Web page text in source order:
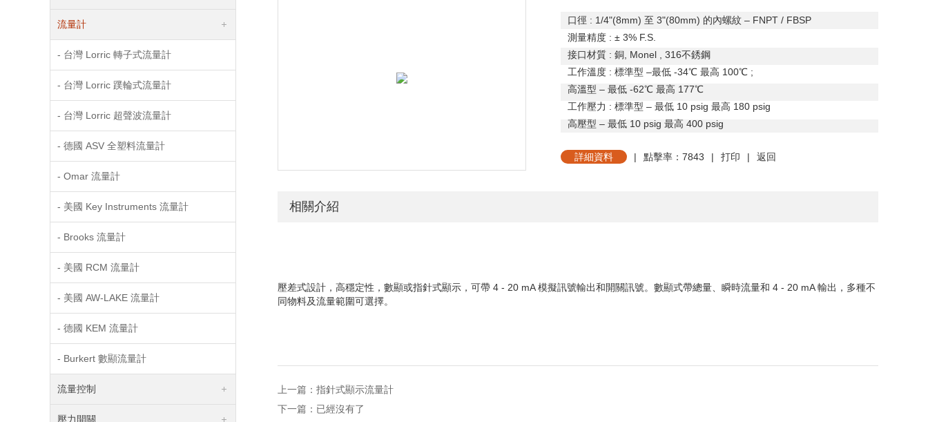
流量計
- 台灣 Lorric 轉子式流量計
- 台灣 Lorric 蹼輪式流量計
- 台灣 Lorric 超聲波流量計
- 德國 ASV 全塑料流量計
- Omar 流量計
- 美國 Key Instruments 流量計
- Brooks 流量計
- 美國 RCM 流量計
- 美國 AW-LAKE 流量計
- 德國 KEM 流量計
- Burkert 數顯流量計
流量控制
壓力開關
口徑 : 1/4"(8mm) 至 3"(80mm) 的內螺紋 – FNPT / FBSP
測量精度 : ± 3% F.S.
接口材質 : 銅 , Monel , 316不銹鋼
工作溫度 : 標準型 –最低 -34℃ 最高 100℃ ;
高溫型 – 最低 -62℃ 最高 177℃
工作壓力 : 標準型 – 最低 10 psig 最高 180 psig
高壓型 – 最低 10 psig 最高 400 psig
詳細資料 | 點擊率：7843 | 打印 | 返回
相關介紹
壓差式設計，高穩定性，數顯或指針式顯示，可帶 4 - 20 mA模擬訊號輸出和開關訊號。數顯式帶總量、瞬時流量和 4 - 20 mA輸出，多種不
同物料及流量範圍可選擇。
上一篇： 指針式顯示流量計
下一篇：已經沒有了